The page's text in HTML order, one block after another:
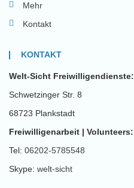
Mehr
Kontakt
KONTAKT
Welt-Sicht Freiwilligendienste:
Schwetzinger Str. 8
68723 Plankstadt
Freiwilligenarbeit | Volunteers:
Tel: 06202-5785548
Skype: welt-sicht